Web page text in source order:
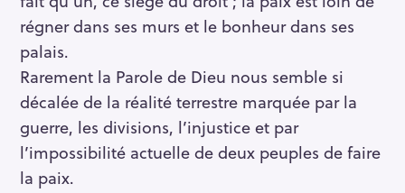
régner dans ses murs et le bonheur dans ses
palais.
Rarement la Parole de Dieu nous semble si
décalée de la réalité terrestre marquée par la
guerre, les divisions, l’injustice et par
l’impossibilité actuelle de deux peuples de faire
la paix.